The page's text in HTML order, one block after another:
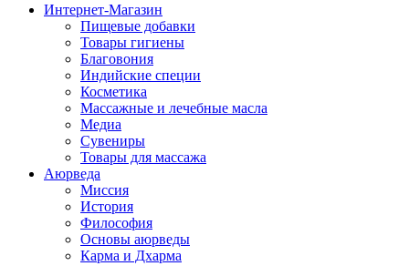
Интернет-Магазин
Пищевые добавки
Товары гигиены
Благовония
Индийские специи
Косметика
Массажные и лечебные масла
Медиа
Сувениры
Товары для массажа
Аюрведа
Миссия
История
Философия
Основы аюрведы
Карма и Дхарма